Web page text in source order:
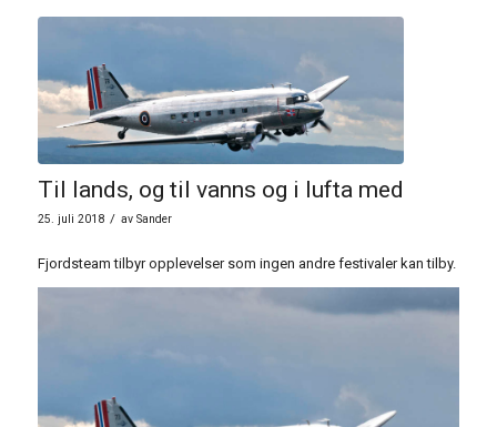
Til lands, og til vanns og i lufta med
25. juli 2018 / av Sander
Fjordsteam tilbyr opplevelser som ingen andre festivaler kan tilby.